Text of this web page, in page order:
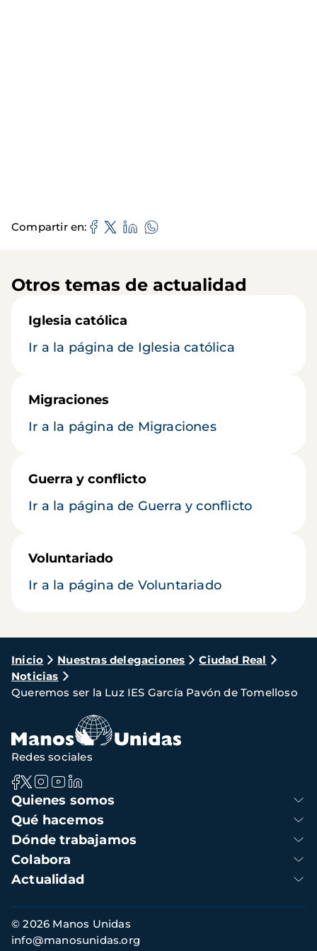
Compartir en
Otros temas de actualidad
Iglesia católica
Ir a la página de Iglesia católica
Migraciones
Ir a la página de Migraciones
Guerra y conflicto
Ir a la página de Guerra y conflicto
Voluntariado
Ir a la página de Voluntariado
Ruta
de
navegación
Inicio Nuestras delegaciones
Ciudad Real
Noticias
Queremos ser la Luz IES García Pavón de Tomelloso
Navegación
principal
Quienes somos
Qué hacemos
Dónde trabajamos
Colabora
Actualidad
Redes sociales
Información
de
© 2026 Manos Unidas
info@manosunidas.org